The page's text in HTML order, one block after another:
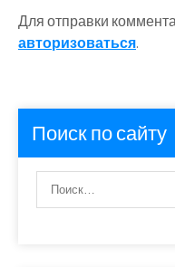
Для отправки
авторизоваться.
Поиск по сайту